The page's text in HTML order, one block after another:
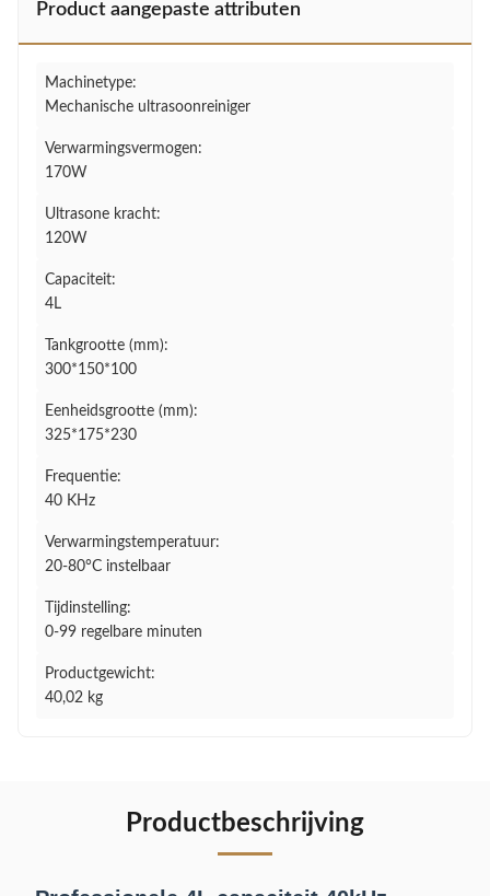
Product aangepaste attributen
Machinetype:
Mechanische ultrasoonreiniger
Verwarmingsvermogen:
170W
Ultrasone kracht:
120W
Capaciteit:
4L
Tankgrootte (mm):
300*150*100
Eenheidsgrootte (mm):
325*175*230
Frequentie:
40 KHz
Verwarmingstemperatuur:
20-80°C instelbaar
Tijdinstelling:
0-99 regelbare minuten
Productgewicht:
40,02 kg
Productbeschrijving